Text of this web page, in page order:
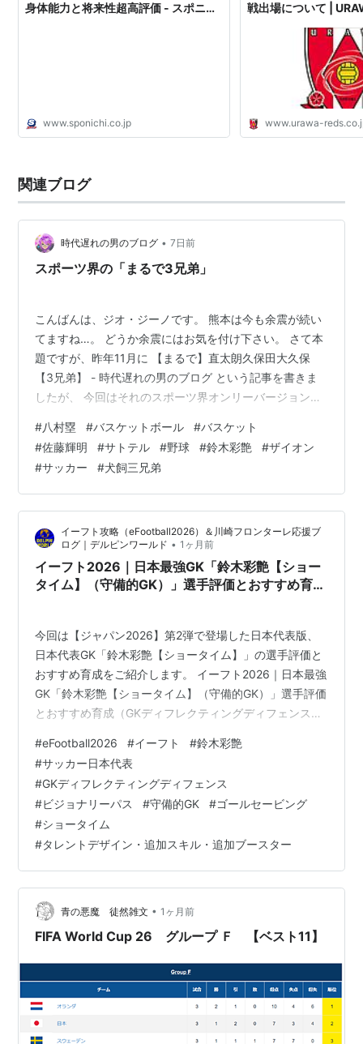
身体能力と将来性超高評価 - スポニチ
www.sponichi.co.jp
戦出場について |
www.urawa-
関連ブログ
時代遅れの男のブログ • 7日前
スポーツ界の「まるで3兄弟」
こんばんは、ジオ・ジーノです。 熊本は今も余震が続い
てますね…。 どうか余震にはお気を付け下さい。 さて本
題ですが、昨年11月に 【まるで】直太朗久保田大久保
【3兄弟】 - 時代遅れの男のブログ という記事を書きま
したが、 今回はそれのスポーツ界オンリーバージョンで
弟″（（左から）武蔵（次男）、小次郎（長男）、知三郎
（三男））※ちなみに、こちらはマジの三兄弟です。
#八村塁 #バスケットボール #バスケット
#佐藤輝明 #サトテル #野球 #鈴木彩艶 #ザイオン
#サッカー #犬飼三兄弟
イーフト攻略（eFootball2026）＆川崎フロンターレ応援ブ
ログ｜デルピンワールド • 1ヶ月前
イーフト2026｜日本最強GK「鈴木彩艶【ショー
タイム】（守備的GK）」選手評価とおすすめ育成
今回は【ジャパン2026】第2弾で登場した日本代表版、
日本代表GK「鈴木彩艶【ショータイム】」の選手評価と
おすすめ育成をご紹介します。 イーフト2026｜日本最強
GK「鈴木彩艶【ショータイム】（守備的GK）」選手評価
とおすすめ育成（GKディフレクティングディフェンス✕
2026｜日本最強GK「鈴木彩艶【ショータイム】（守備的
GK）」選手評価とおすすめ育成（GKディフレクティング
ディフェンス✕ビジョナリーパス）【ジャパン2026第2
弾】 育成方針 育成情報 １．選手評価・トップステータ
ス ２．基本情報 ３．ステータス情報（詳細） ４．おす
すめ設…
#eFootball2026 #イーフト #鈴木彩艶
#サッカー日本代表
#GKディフレクティングディフェンス
#ビジョナリーパス #守備的GK #ゴールセービング
#ショータイム
#タレントデザイン・追加スキル・追加ブースター
青の悪魔 徒然雑文 • 1ヶ月前
FIFA World Cup 26 グループ Ｆ 【ベスト11】